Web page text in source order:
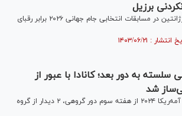
برزیل
تیم‌های ملی برزیل و آرژانتین در مسابقات انتخابی جام جهانی ۲۰۲۶ برابر رقبای
سلسته به دور بعد؛ کانادا با عبور از
شد
در ادامه رقابت‌های کوپا آمه‌ریکا ۲۰۲۴ از هفته سوم دور گروهی، ۲ دیدار از گروه